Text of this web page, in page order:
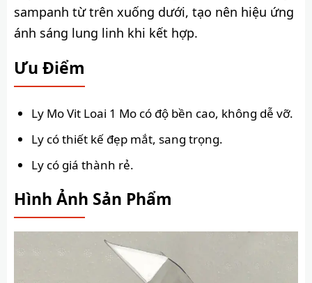
sampanh từ trên xuống dưới, tạo nên hiệu ứng
ánh sáng lung linh khi kết hợp.
Ưu Điểm
Ly Mo Vit Loai 1 Mo có độ bền cao, không dễ vỡ.
Ly có thiết kế đẹp mắt, sang trọng.
Ly có giá thành rẻ.
Hình Ảnh Sản Phẩm